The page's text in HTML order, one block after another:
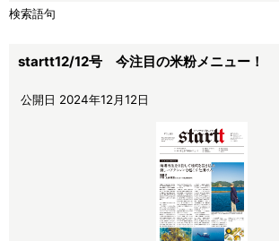
startt12/12号 今注目の米粉メニュー！
公開日 2024年12月12日
検索語句